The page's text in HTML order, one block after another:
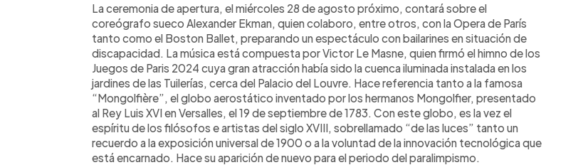
La ceremonia de apertura, el miércoles 28 de agosto próximo, contará sobre el
coreógrafo sueco Alexander Ekman, quien colaboro, entre otros, con la Opera de París
tanto como el Boston Ballet, preparando un espectáculo con bailarines en situación de
discapacidad. La música está compuesta por Victor Le Masne, quien firmó el himno de los
Juegos de Paris 2024 cuya gran atracción había sido la cuenca iluminada instalada en los
jardines de las Tuilerías, cerca del Palacio del Louvre. Hace referencia tanto a la famosa
“Mongolfière”, el globo aerostático inventado por los hermanos Mongolfier, presentado
al Rey Luis XVI en Versalles, el 19 de septiembre de 1783. Con este globo, es la vez el
espíritu de los filósofos e artistas del siglo XVIII, sobrellamado “de las luces” tanto un
recuerdo a la exposición universal de 1900 o a la voluntad de la innovación tecnológica que
está encarnado. Hace su aparición de nuevo para el periodo del paralimpismo.